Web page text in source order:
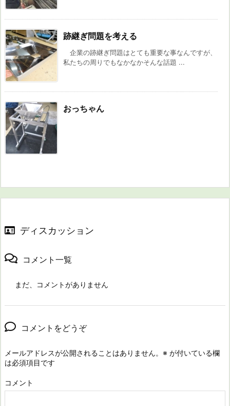
跡継ぎ問題を考える
企業の跡継ぎ問題はとても重要な事なんですが、
私たちの周りでもなかなかそんな話題 ...
おっちゃん
ディスカッション
コメント一覧
まだ、コメントがありません
コメントをどうぞ
メールアドレスが公開されることはありません。 ※ が付いている欄
は必須項目です
コメント